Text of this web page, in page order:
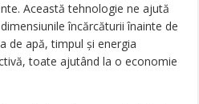
Această tehnologie ne ajută
încărcăturii înainte de
de apă, timpul şi energia
toate ajutând la o economie